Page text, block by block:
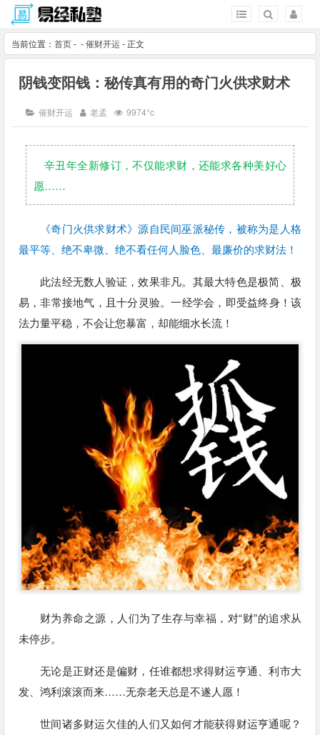
当前位置： 首页- -催财开运 - 正文
阴钱变阳钱：秘传真有用的奇门火供求财术
催财开运 老孟 9974°c
辛丑年全新修订，不仅能求财，还能求各种美好心
愿……
《奇门火供求财术》源自民间巫派秘传，被称为是人格
最平等、绝不卑微、绝不看任何人脸色、最廉价的求财法！
此法经无数人验证，效果非凡。其最大特色是极简、极
易，非常接地气，且十分灵验。一经学会，即受益终身！该
法力量平稳，不会让您暴富，却能细水长流！
财为养命之源，人们为了生存与幸福，对“财”的追求从
未停步。
无论是正财还是偏财，任谁都想求得财运亨通、利市大
发、鸿利滚滚而来……无奈老天总是不遂人愿！
世间诸多财运欠佳的人们又如何才能获得财运亨通呢？